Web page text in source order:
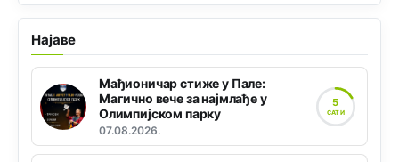
Најаве
Мађионичар стиже у Пале:
Магично вече за најмлађе у
Олимпијском парку
07.08.2026.
5
САТИ